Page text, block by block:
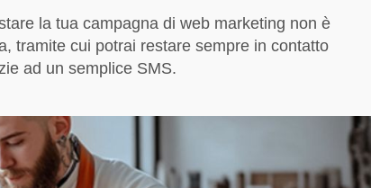
la tua campagna di web marketing non è
tramite cui potrai restare sempre in contatto
ad un semplice SMS.